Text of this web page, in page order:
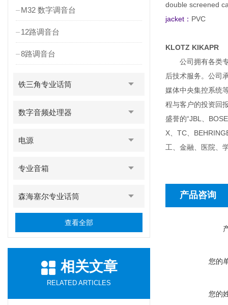
M32 数字调音台
12路调音台
8路调音台
铁三角专业话筒
数字音频处理器
电源
专业音箱
森海塞尔专业话筒
查看全部
相关文章
RELATED ARTICLES
double screened
jacket： PVC
KLOTZ KIKAPR
公司拥有各类专
后技术服务。公司
媒体中央集控系统
程与客户的投资回
盛誉的“JBL、
X、TC、
工、金融、医院、
产品咨询
您的
您的